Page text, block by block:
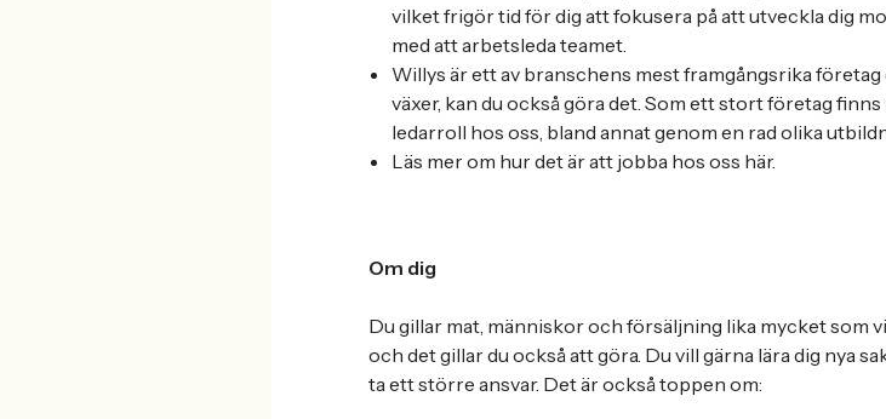
vilket frigör tid för dig att fokusera på att utveckla dig
med att arbetsleda teamet.
Willys är ett av branschens mest framgångsrika
växer, kan du också göra det. Som ett stort företag
ledarroll hos oss, bland annat genom en rad olika
Läs mer om hur det är att jobba hos oss här.
Om dig
Du gillar mat, människor och försäljning lika mycket som
och det gillar du också att göra. Du vill gärna lära dig nya
ta ett större ansvar. Det är också toppen om: